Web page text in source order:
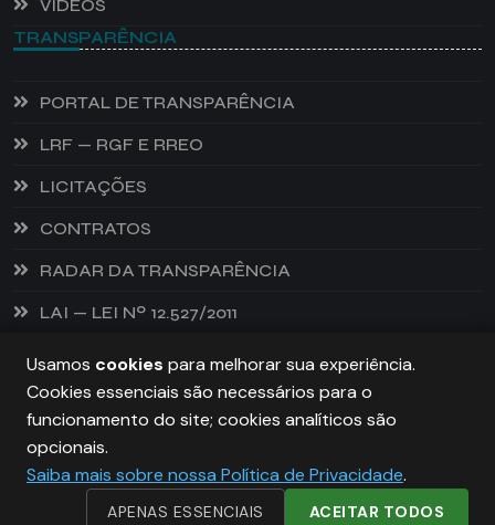
VÍDEOS
TRANSPARÊNCIA
PORTAL DE TRANSPARÊNCIA
LRF — RGF E RREO
LICITAÇÕES
CONTRATOS
RADAR DA TRANSPARÊNCIA
LAI — LEI Nº 12.527/2011
PREFEITURA DE CASTANHEIRA, TODOS OS DIREITOS
Usamos cookies para melhorar sua experiência.
Cookies essenciais são necessários para o
funcionamento do site; cookies analíticos são
opcionais.
Saiba mais sobre nossa Política de Privacidade.
APENAS ESSENCIAIS ACEITAR TODOS